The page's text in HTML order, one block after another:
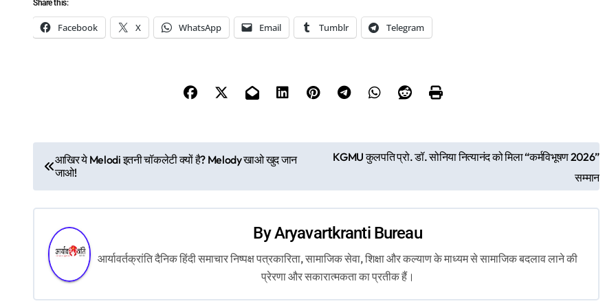
Share this:
Facebook X WhatsApp Email Tumblr Telegram
o
s
a
आखिर ये Melodi इतनी चॉकलेटी क्यों है? Melody खाओ खुद जान
जाओ!
KGMU कुलपति प्रो. डॉ. सोनिया नित्यानंद को मिला “कर्मविभूषण 2026”
सम्मान
ByAryavartkranti Bureau
आर्यावर्तक्रांति दैनिक हिंदी समाचार निष्पक्ष पत्रकारिता, सामाजिक सेवा, शिक्षा और कल्याण के माध्यम से सामाजिक बदलाव लाने की
प्रेरणा और सकारात्मकता का प्रतीक हैं।